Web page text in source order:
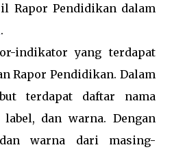
Rapor Pendidikan dalam
.
indikator yang terdapat
Rapor Pendidikan. Dalam
terdapat daftar nama
dan warna. Dengan
warna dari masing-